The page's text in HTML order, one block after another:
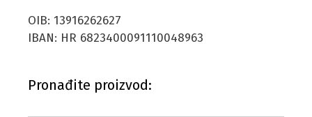
OIB: 13916262627
IBAN: HR 6823400091110048963
Pronađite proizvod: